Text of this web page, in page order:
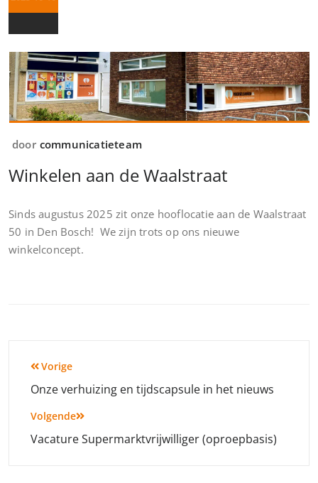
door communicatieteam
Winkelen aan de Waalstraat
Sinds augustus 2025 zit onze hooflocatie aan de Waalstraat
50 in Den Bosch! We zijn trots op ons nieuwe
winkelconcept.
Bericht
navigatie
Vorige
Onze verhuizing en tijdscapsule in het nieuws
Volgende
Vacature Supermarktvrijwilliger (oproepbasis)